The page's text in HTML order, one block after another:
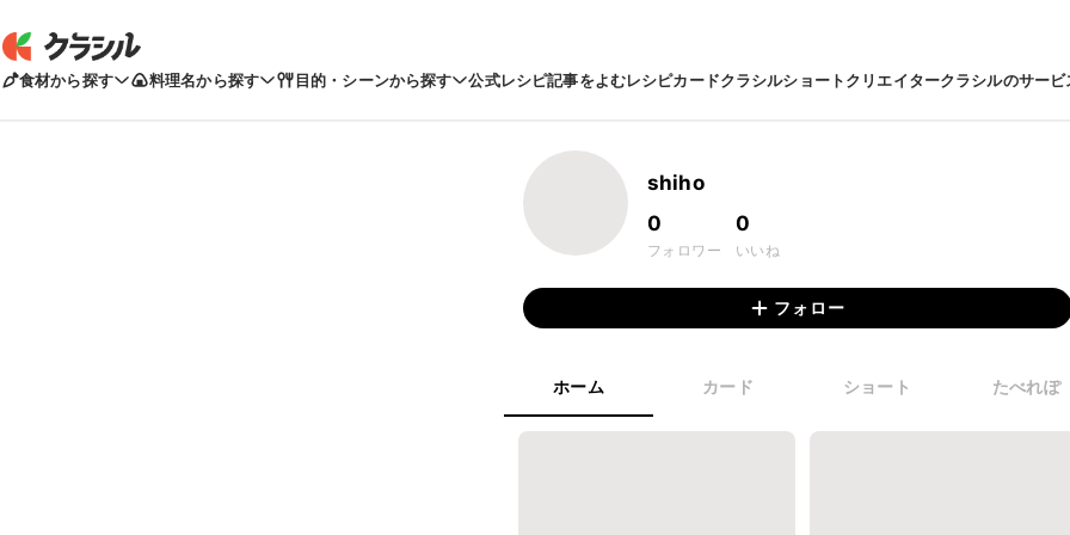
食材から探す 料理名から探す 目的・シーンから探す 公式レシピ記事をよむレシピカードクラシルショートクリエイタークラシルのサービ
shiho
0
フォロワー
0
いいね
フォロー
ホーム カード ショート たべれぽ